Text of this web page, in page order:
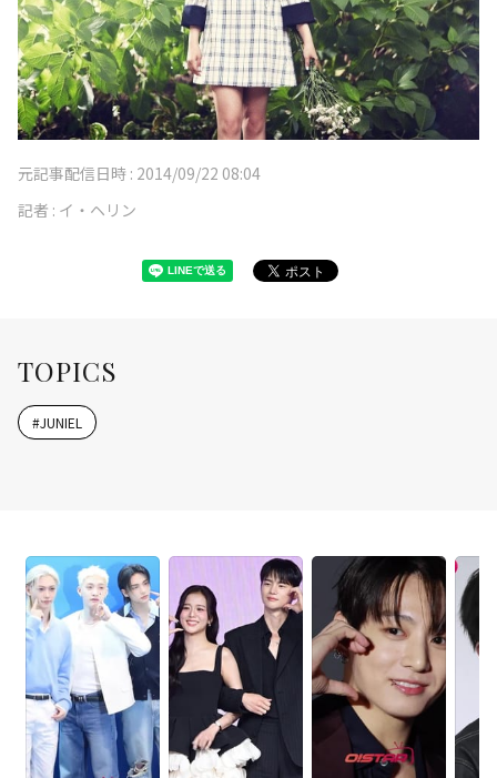
元記事配信日時 : 2014/09/22 08:04
記者 : イ・ヘリン
TOPICS
#JUNIEL